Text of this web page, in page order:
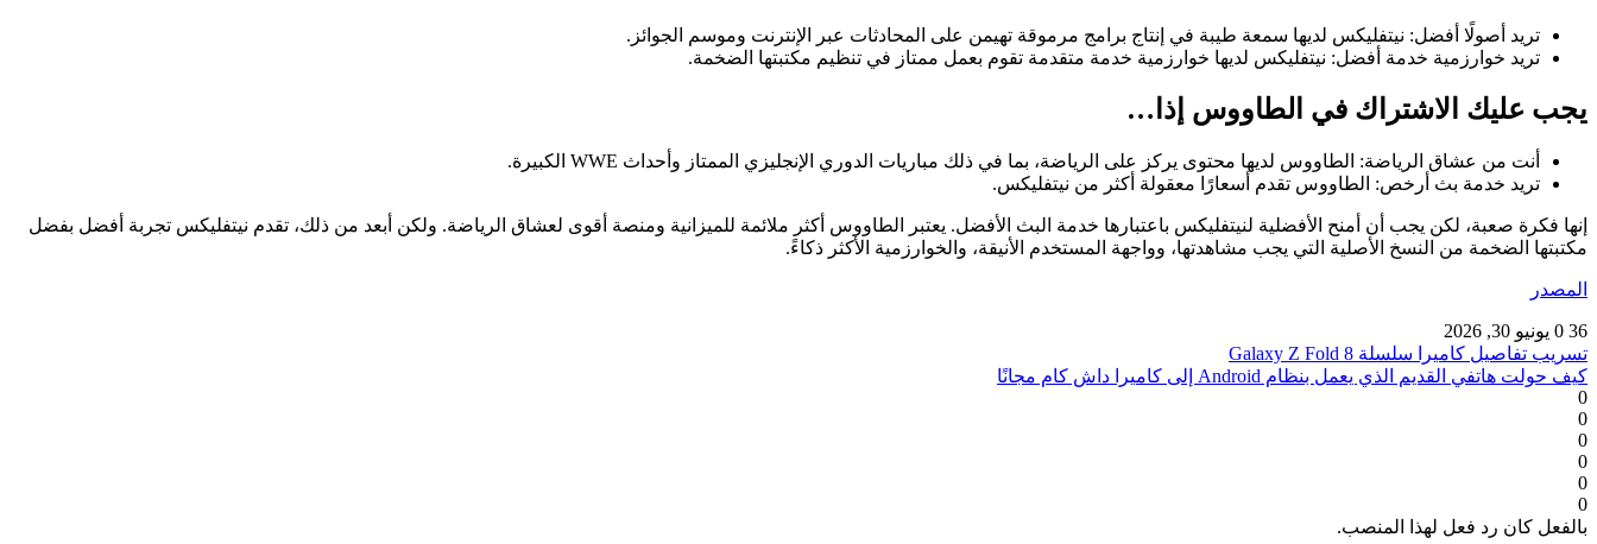
تريد أصولًا أفضل: نيتفليكس لديها سمعة طيبة في إنتاج برامج مرموقة تهيمن على المحادثات عبر الإنترنت وموسم الجوائز.
تريد خوارزمية خدمة أفضل: نيتفليكس لديها خوارزمية خدمة متقدمة تقوم بعمل ممتاز في تنظيم مكتبتها الضخمة.
يجب عليك الاشتراك في الطاووس إذا…
أنت من عشاق الرياضة: الطاووس لديها محتوى يركز على الرياضة، بما في ذلك مباريات الدوري الإنجليزي الممتاز وأحداث WWE الكبيرة.
تريد خدمة بث أرخص: الطاووس تقدم أسعارًا معقولة أكثر من نيتفليكس.
إنها فكرة صعبة، لكن يجب أن أمنح الأفضلية لنيتفليكس باعتبارها خدمة البث الأفضل. يعتبر الطاووس أكثر ملائمة للميزانية ومنصة أقوى لعشاق الرياضة. ولكن أبعد من ذلك، تقدم نيتفليكس تجربة أفضل بفضل
مكتبتها الضخمة من النسخ الأصلية التي يجب مشاهدتها، وواجهة المستخدم الأنيقة، والخوارزمية الأكثر ذكاءً.
المصدر
36
0 يونيو 30, 2026
تسريب تفاصيل كاميرا سلسلة Galaxy Z Fold 8
كيف حولت هاتفي القديم الذي يعمل بنظام Android إلى كاميرا داش كام مجانًا
0
0
0
0
0
0
بالفعل كان رد فعل لهذا المنصب.